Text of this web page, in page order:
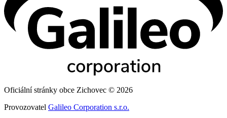
Oficiální stránky obce Zichovec © 2026
Provozovatel Galileo Corporation s.r.o.